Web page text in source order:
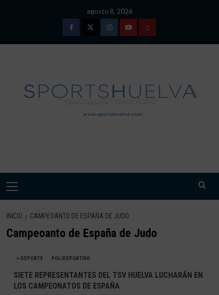
agosto 8, 2026
FacebookTwitterInstagramYoutubeTÉRMINOS
DE
USO
Menú
INICIO CAMPEOANTO DE ESPAÑA DE JUDO
Campeoanto de España de Judo
+ DEPORTE POLIDEPORTIVO
SIETE REPRESENTANTES DEL TSV HUELVA LUCHARÁN EN
LOS CAMPEONATOS DE ESPAÑA